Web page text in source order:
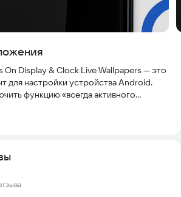
Display & Clock Live Wallpapers — это
для настройки устройства Android.
функцию «всегда активного
даже при низком заряде
6.0 и выше. Оно не требует
к интернету и может
режиме. Пользователи
занимает минимум времени, а